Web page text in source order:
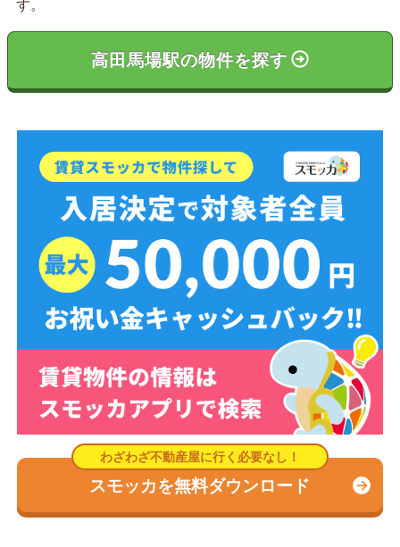
す。
高田馬場駅の物件を探す
スモッカを無料ダウンロード